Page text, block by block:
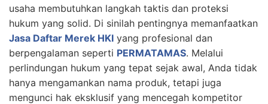
usaha membutuhkan langkah taktis dan proteksi
hukum yang solid. Di sinilah pentingnya memanfaatkan
Jasa Daftar Merek HKI yang profesional dan
berpengalaman seperti PERMATAMAS. Melalui
perlindungan hukum yang tepat sejak awal, Anda tidak
hanya mengamankan nama produk, tetapi juga
mengunci hak eksklusif yang mencegah kompetitor